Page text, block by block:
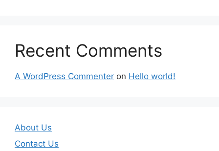
Recent Comments
A WordPress Commenter on Hello world!
About Us
Contact Us